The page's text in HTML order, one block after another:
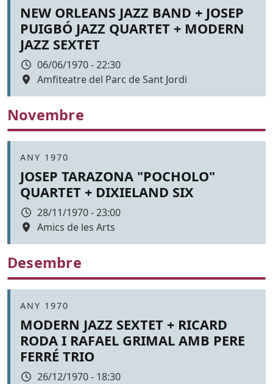
NEW ORLEANS JAZZ BAND + JOSEP
PUIGBÓ JAZZ QUARTET + MODERN
JAZZ SEXTET
Data
06/06/1970 - 22:30
Espai
Amfiteatre del Parc de Sant Jordi
Color de fons
Novembre
Àmbit
ANY 1970
JOSEP TARAZONA "POCHOLO"
QUARTET + DIXIELAND SIX
Data
28/11/1970 - 23:00
Espai
Amics de les Arts
Color de fons
Desembre
Àmbit
ANY 1970
MODERN JAZZ SEXTET + RICARD
RODA I RAFAEL GRIMAL AMB PERE
FERRÉ TRIO
Data
26/12/1970 - 18:30